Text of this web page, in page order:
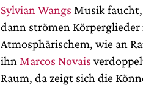
Sylvian Wangs Musik
dann strömen
Atmosphärischem, wie an
ihn Marcos Novais
Raum, da zeigt sich die